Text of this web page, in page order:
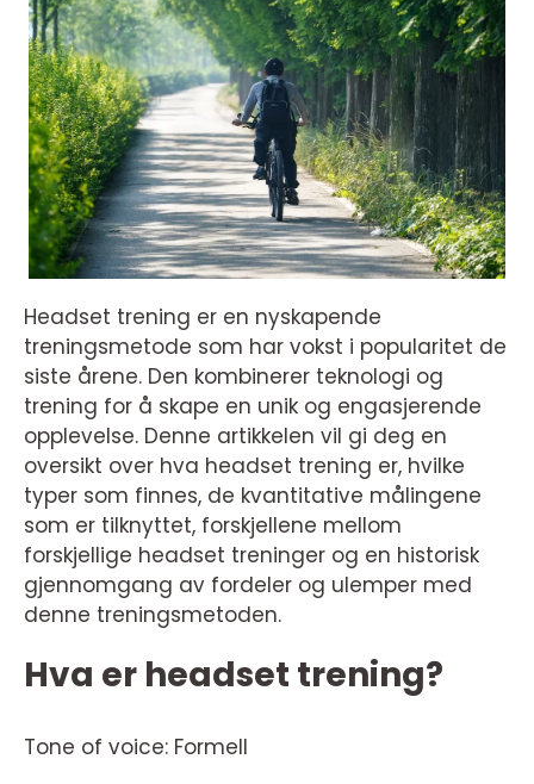
Headset trening er en nyskapende
treningsmetode som har vokst i popularitet de
siste årene. Den kombinerer teknologi og
trening for å skape en unik og engasjerende
opplevelse. Denne artikkelen vil gi deg en
oversikt over hva headset trening er, hvilke
typer som finnes, de kvantitative målingene
som er tilknyttet, forskjellene mellom
forskjellige headset treninger og en historisk
gjennomgang av fordeler og ulemper med
denne treningsmetoden.
Hva er headset trening?
Tone of voice: Formell